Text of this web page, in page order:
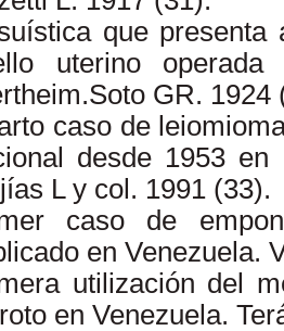
que
uterino
GR. 1924
caso de
desde 1953 en
L y col. 1991 (33).
caso de
en Venezuela.
utilización del
en Venezuela.